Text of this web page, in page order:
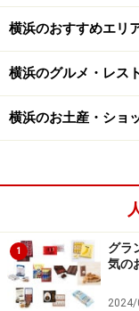
横浜のおすすめエリ
横浜のグルメ・レス
横浜のお土産・ショ
1
グラ
気の